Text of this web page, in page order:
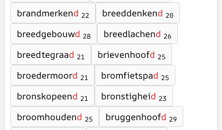
brandmerkend 22 breeddenkend 20
breedgebouwd 28 breedlachend 26
breedtegraad 21 brievenhoofd 25
broedermoord 21 bromfietspad 25
bronskopeend 21 bronstigheid 23
broomhoudend 25 bruggenhoofd 29